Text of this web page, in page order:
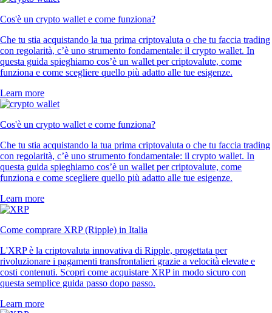
Cos'è un crypto wallet e come funziona?
Che tu stia acquistando la tua prima criptovaluta o che tu faccia trading
con regolarità, c’è uno strumento fondamentale: il crypto wallet. In
questa guida spieghiamo cos’è un wallet per criptovalute, come
funziona e come scegliere quello più adatto alle tue esigenze.
Learn more
Cos'è un crypto wallet e come funziona?
Che tu stia acquistando la tua prima criptovaluta o che tu faccia trading
con regolarità, c’è uno strumento fondamentale: il crypto wallet. In
questa guida spieghiamo cos’è un wallet per criptovalute, come
funziona e come scegliere quello più adatto alle tue esigenze.
Learn more
Come comprare XRP (Ripple) in Italia
L'XRP è la criptovaluta innovativa di Ripple, progettata per
rivoluzionare i pagamenti transfrontalieri grazie a velocità elevate e
costi contenuti. Scopri come acquistare XRP in modo sicuro con
questa semplice guida passo dopo passo.
Learn more